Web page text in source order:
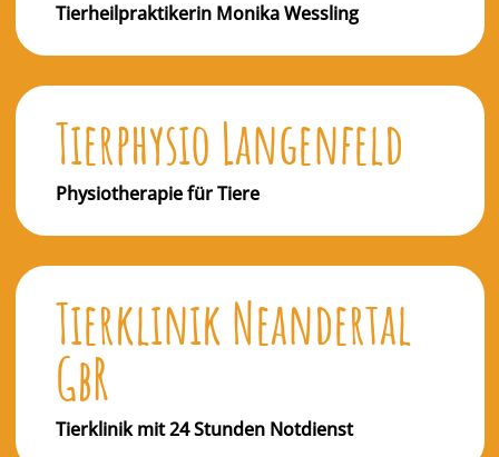
Tierheilpraktikerin Monika Wessling
Tierphysio Langenfeld
Physiotherapie für Tiere
Tierklinik Neandertal
GbR
Tierklinik mit 24 Stunden Notdienst